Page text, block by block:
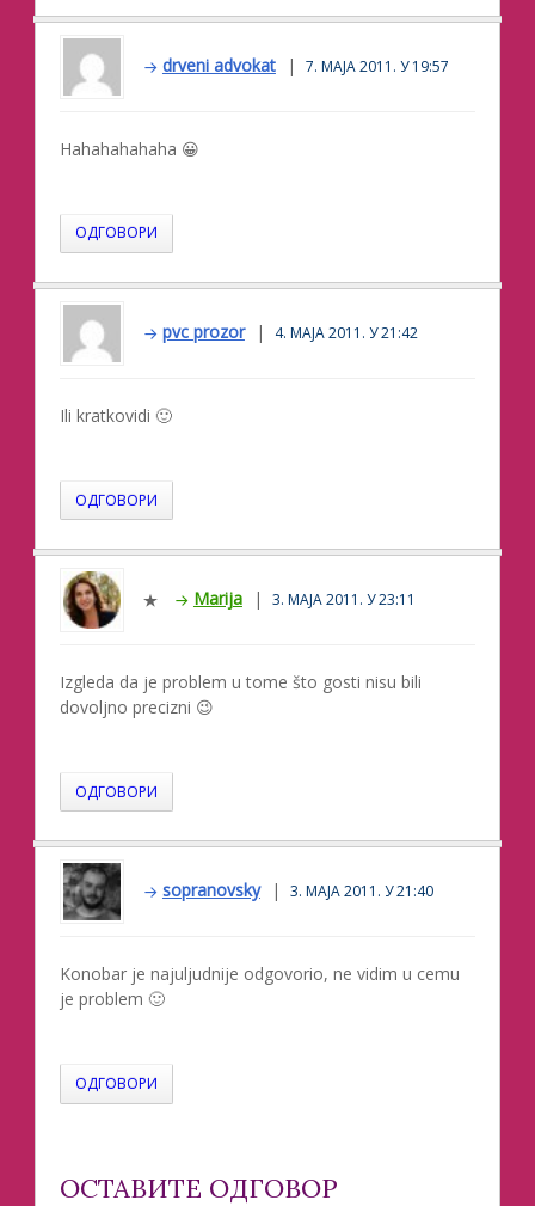
drveni advokat 7. МАЈА 2011. У 19:57
Hahahahahaha 😀
ОДГОВОРИ
pvc prozor 4. МАЈА 2011. У 21:42
Ili kratkovidi 🙂
ОДГОВОРИ
Marija 3. МАЈА 2011. У 23:11
Izgleda da je problem u tome što gosti nisu bili
dovoljno precizni 😉
ОДГОВОРИ
sopranovsky 3. МАЈА 2011. У 21:40
Konobar je najuljudnije odgovorio, ne vidim u cemu
je problem 🙂
ОДГОВОРИ
ОСТАВИТЕ ОДГОВОР